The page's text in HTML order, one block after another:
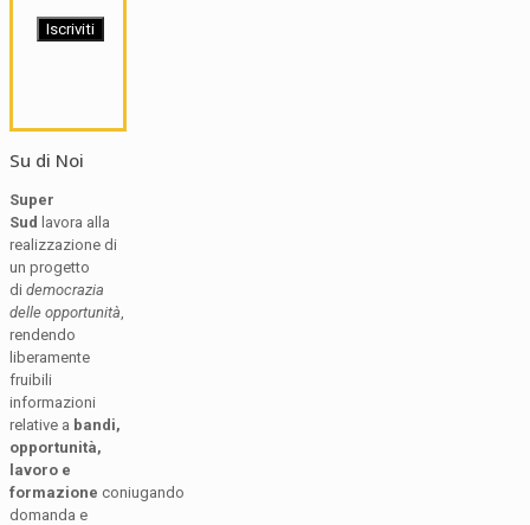
Su di Noi
Super
Sud lavora alla
realizzazione di
un progetto
di democrazia
delle opportunità
rendendo
liberamente
fruibili
informazioni
relative a bandi,
opportunità,
lavoro e
formazione coniugando
domanda e